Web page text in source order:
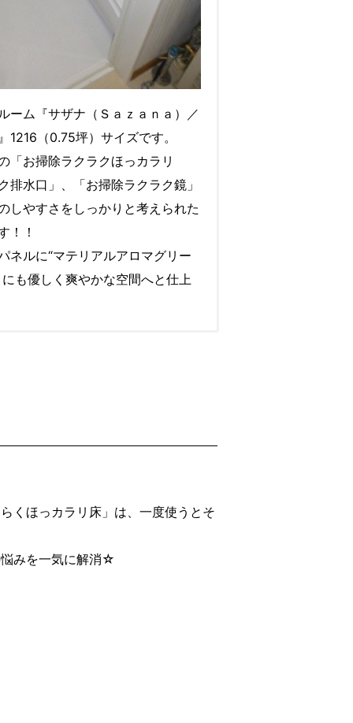
ーム『サザナ（Ｓａｚａｎａ）／
1216（0.75坪）サイズです。
「お掃除ラクラクほっカラリ
排水口」、「お掃除ラクラク鏡」
しやすさをしっかりと考えられた
！！
ネルに“マテリアルアロマグリー
も優しく爽やかな空間へと仕上
くほっカラリ床」は、一度使うとそ
みを一気に解消☆